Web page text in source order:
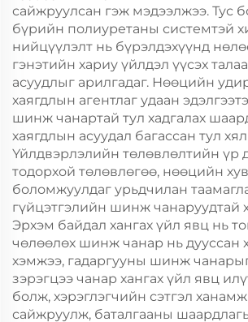
сайжруулсан гэж мэдээлжээ. Тус
бүрийн полиуретаны системтэй
нийцүүлэлт нь бүрэлдэхүүнд
гэнэтийн хариу үйлдэл үүсэх
асуудлыг арилгадаг. Нөөцийн
хаягдлын агентлаг удаан
шинж чанартай тул хадгалах
хаягдлын асуудал багассан тул
Үйлдвэрлэлийн төлөвлөлтийн үр
тодорхой төлөвлөгөө, нөөцийн
боломжуулдаг урьдчилан
гүйцэтгэлийн шинж чанаруудтай
Эрхэм байдал хангах үйл явц нь
чөлөөлөх шинж чанар нь дууссан
хэмжээ, гадаргууны шинж
зэрэгцээ чанар хангах үйл явц
болж, хэрэглэгчийн сэтгэл
сайжруулж, баталгааны